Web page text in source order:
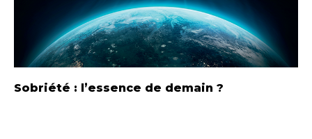
Sobriété : l’essence de demain ?